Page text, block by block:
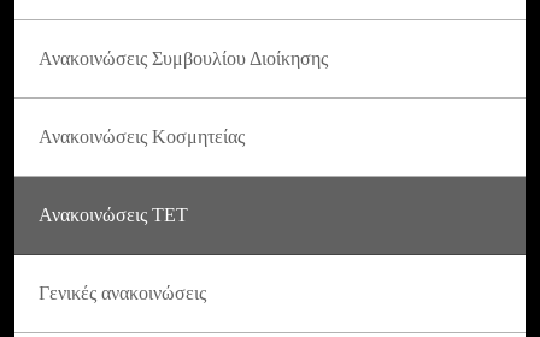
Ανακοινώσεις Συμβουλίου Διοίκησης
Ανακοινώσεις Κοσμητείας
Ανακοινώσεις ΤΕΤ
Γενικές ανακοινώσεις